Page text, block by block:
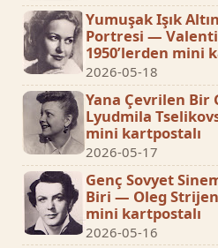
Yumuşak Işık
Portresi —
1950’lerden mini
2026-05-18
Yana Çevrilen
Lyudmila
mini kartpostalı
2026-05-17
Genç Sovyet
Biri — Oleg
mini kartpostalı
2026-05-16